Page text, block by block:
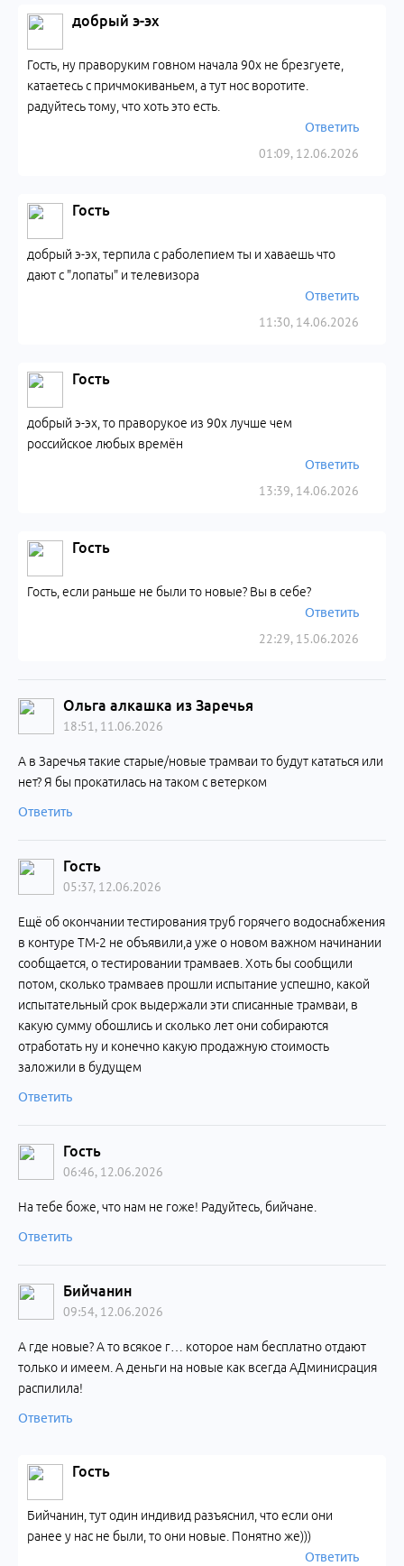
добрый э-эх
01:09, 12.06.2026
Гость, ну праворуким говном начала 90х не брезгуете,
катаетесь с причмокиваньем, а тут нос воротите.
радуйтесь тому, что хоть это есть.
Ответить
Гость
11:30, 14.06.2026
добрый э-эх, терпила с раболепием ты и хаваешь что
дают с "лопаты" и телевизора
Ответить
Гость
13:39, 14.06.2026
добрый э-эх, то праворукое из 90х лучше чем
российское любых времён
Ответить
Гость
22:29, 15.06.2026
Гость, если раньше не были то новые? Вы в себе?
Ответить
Ольга алкашка из Заречья
18:51, 11.06.2026
А в Заречья такие старые/новые трамваи то будут кататься или
нет? Я бы прокатилась на таком с ветерком
Ответить
Гость
05:37, 12.06.2026
Ещё об окончании тестирования труб горячего водоснабжения
в контуре ТМ-2 не объявили,а уже о новом важном начинании
сообщается, о тестировании трамваев. Хоть бы сообщили
потом, сколько трамваев прошли испытание успешно, какой
испытательный срок выдержали эти списанные трамваи, в
какую сумму обошлись и сколько лет они собираются
отработать ну и конечно какую продажную стоимость
заложили в будущем
Ответить
Гость
06:46, 12.06.2026
На тебе боже, что нам не гоже! Радуйтесь, бийчане.
Ответить
Бийчанин
09:54, 12.06.2026
А где новые? А то всякое г… которое нам бесплатно отдают
только и имеем. А деньги на новые как всегда АДминисрация
распилила!
Ответить
Гость
Бийчанин, тут один индивид разъяснил, что если они
ранее у нас не были, то они новые. Понятно же)))
Ответить